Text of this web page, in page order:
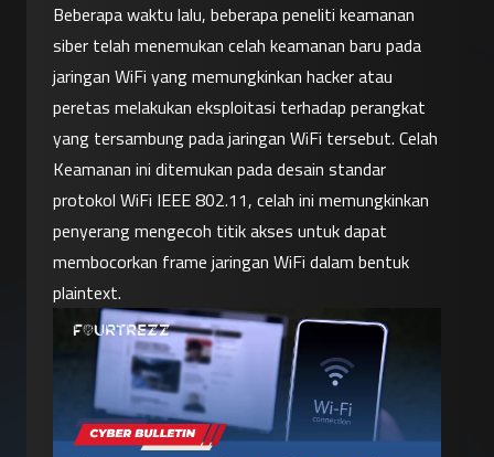
Beberapa waktu lalu, beberapa peneliti keamanan
siber telah menemukan celah keamanan baru pada
jaringan WiFi yang memungkinkan hacker atau
peretas melakukan eksploitasi terhadap perangkat
yang tersambung pada jaringan WiFi tersebut. Celah
Keamanan ini ditemukan pada desain standar
protokol WiFi IEEE 802.11, celah ini memungkinkan
penyerang mengecoh titik akses untuk dapat
membocorkan frame jaringan WiFi dalam bentuk
plaintext.